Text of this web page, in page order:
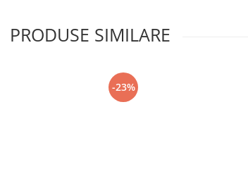
PRODUSE SIMILARE
-23%